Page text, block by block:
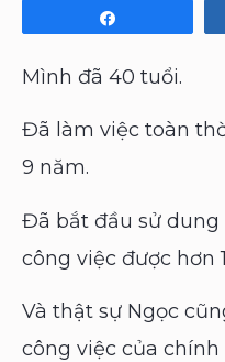
Mình đã 40 tuổi.
Đã làm việc toàn
9 năm.
Đã bắt đầu sử dung
công việc được hơn
Và thật sự Ngọc
công việc của chính